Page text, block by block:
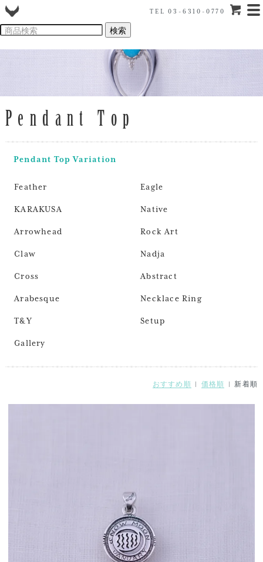
TEL 03-6310-0770
Pendant Top
Pendant Top Variation
Feather Eagle
KARAKUSA Native
Arrowhead Rock Art
Claw Nadja
Cross Abstract
Arabesque Necklace Ring
T&Y Setup
Gallery
おすすめ順 | 価格順 | 新着順